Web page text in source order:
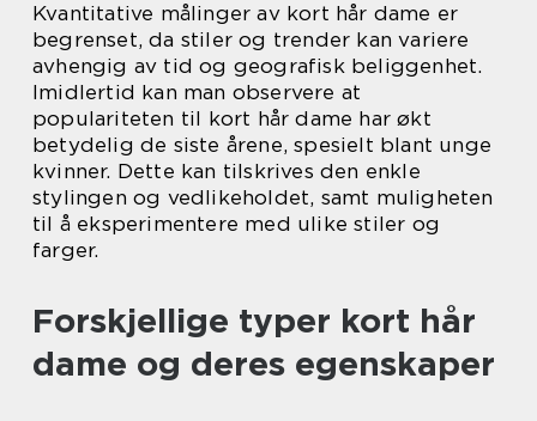
Kvantitative målinger av kort hår dame er
begrenset, da stiler og trender kan variere
avhengig av tid og geografisk beliggenhet.
Imidlertid kan man observere at
populariteten til kort hår dame har økt
betydelig de siste årene, spesielt blant unge
kvinner. Dette kan tilskrives den enkle
stylingen og vedlikeholdet, samt muligheten
til å eksperimentere med ulike stiler og
farger.
Forskjellige typer kort hår
dame og deres egenskaper